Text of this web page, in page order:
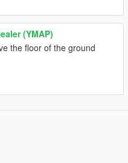
(YMAP)
the floor of the ground